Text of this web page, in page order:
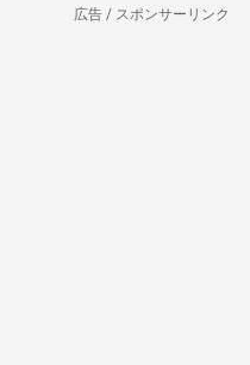
広告 / スポンサーリンク